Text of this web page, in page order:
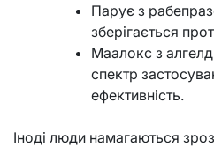
Парує з
зберігається
Маалокс з
спектр
ефективність.
Іноді люди намагаються